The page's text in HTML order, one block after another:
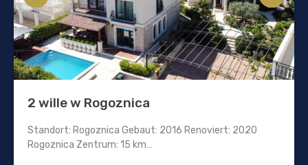
2 wille w Rogoznica
Standort: Rogoznica Gebaut: 2016 Renoviert: 2020
Rogoznica Zentrum: 15 km…